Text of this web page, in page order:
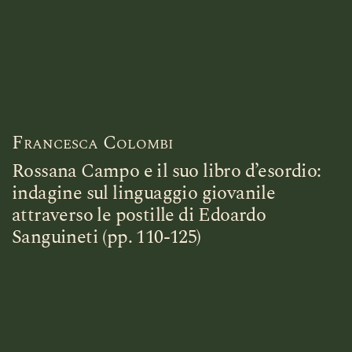
Francesca Colombi
Rossana Campo e il suo libro d’esordio:
indagine sul linguaggio giovanile
attraverso le postille di Edoardo
Sanguineti (pp. 110-125)